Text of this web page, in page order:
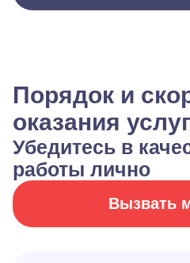
Порядок и
оказания услуг
Убедитесь в
работы лично
Вызвать